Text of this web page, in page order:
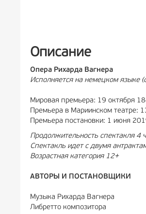
Описание
Опера Рихарда Вагнера
Исполняется на немецком языке
Мировая премьера: 19 октября
Премьера в Мариинском театре:
Премьера постановки: 1 июня
Продолжительность спектакля 4
Спектакль идет с двумя
Возрастная категория 12+
АВТОРЫ И ПОСТАНОВЩИКИ
Музыка Рихарда Вагнера
Либретто композитора